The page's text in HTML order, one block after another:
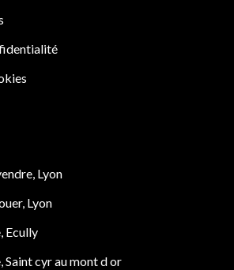
Lyon
Lyon
Ecully
Saint cyr au mont d or